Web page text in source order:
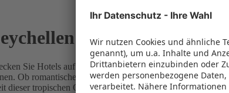
buchen
Sie Hotels auf den Seychellen, die paradiesische
Ob romantische Hideaways oder exklusive Resorts –
dieser tropischen Oase!